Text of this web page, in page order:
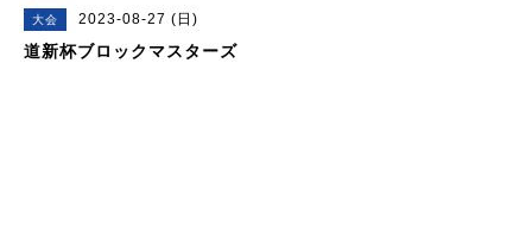
大会 2023-08-27 (日)
道新杯ブロックマスターズ